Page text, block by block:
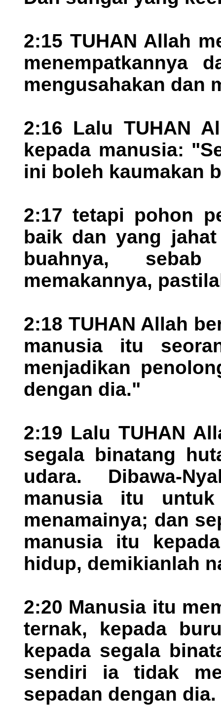
2:15 TUHAN Allah
menempatkannya
mengusahakan dan
2:16 Lalu TUHAN
kepada manusia:
ini boleh kaumakan
2:17 tetapi pohon
baik dan yang
buahnya,
memakannya,
2:18 TUHAN Allah
manusia itu
menjadikan
dengan dia."
2:19 Lalu TUHAN
segala binatang
udara. Dibawa-
manusia itu
menamainya; dan
manusia itu
hidup, demikianlah
2:20 Manusia itu
ternak, kepada
kepada segala
sendiri ia tidak
sepadan dengan dia.